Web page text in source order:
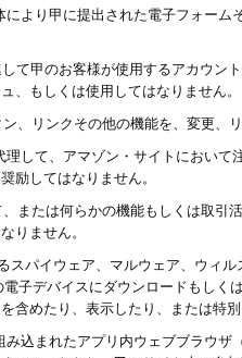
より甲に提出された電子フォー
て甲のお客様が使用するアカウン
、もしくは使用してはなりません。
、リンクその他の機能を、変更、
して、アマゾン・サイトにおい
励してはなりません。
または何らかの機能もしくは取
りません。
スパイウェア、マルウェア、ウィ
子デバイスにダウンロードもし
含めたり、表示したり、または特
込まれたアプリ内ウェブブラウ